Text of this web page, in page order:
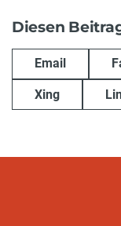
Diesen
Email
Xing